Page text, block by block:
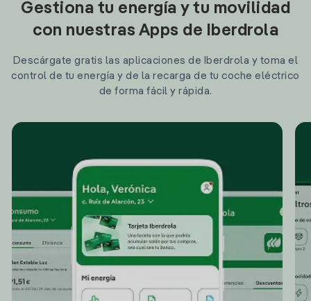
Gestiona tu energía y tu movilidad
con nuestras Apps de Iberdrola
Descárgate gratis las aplicaciones de Iberdrola y toma el
control de tu energía y de la recarga de tu coche eléctrico
de forma fácil y rápida.